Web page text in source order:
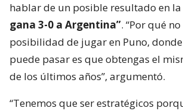
hablar de un posible resultado en
gana 3-0 a Argentina”. “Por qué
posibilidad de jugar en Puno,
puede pasar es que obtengas el
de los últimos años”, argumentó.
“Tenemos que ser estratégicos